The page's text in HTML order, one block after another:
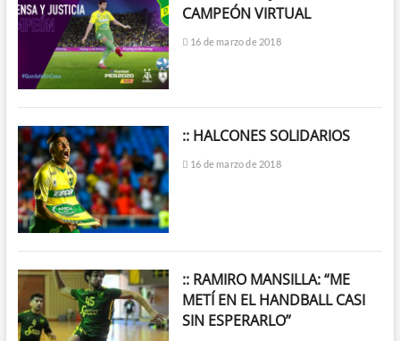
CAMPEÓN VIRTUAL
16 de marzo de 2018
:: HALCONES SOLIDARIOS
16 de marzo de 2018
:: RAMIRO MANSILLA: “ME
METÍ EN EL HANDBALL CASI
SIN ESPERARLO”